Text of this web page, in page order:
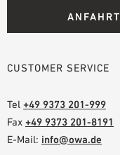
ANFAHRT
CUSTOMER SERVICE
Tel +49 9373 201-999
Fax +49 9373 201-8191
E-Mail: info@owa.de